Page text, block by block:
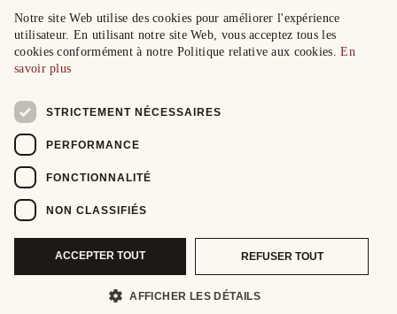
Notre site Web utilise des cookies pour améliorer l'expérience
utilisateur. En utilisant notre site Web, vous acceptez tous les
cookies conformément à notre Politique relative aux cookies.En
savoir plus
STRICTEMENT NÉCESSAIRES
PERFORMANCE
FONCTIONNALITÉ
NON CLASSIFIÉS
ACCEPTER TOUT REFUSER TOUT
AFFICHER LES DÉTAILS